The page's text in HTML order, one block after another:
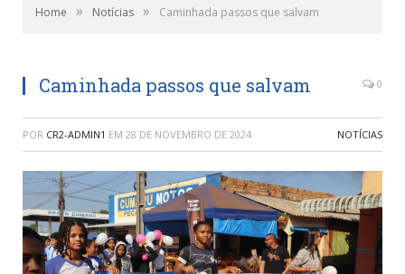
Home » Notícias » Caminhada passos que salvam
Caminhada passos que salvam 0
POR CR2-ADMIN1 EM 28 DE NOVEMBRO DE 2024 NOTÍCIAS